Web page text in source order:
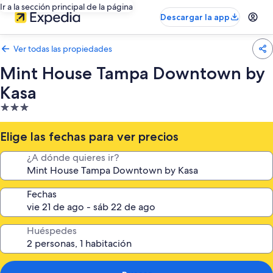
Ir a la sección principal de la página
Descargar la app
Ver todas las propiedades
Mint House Tampa Downtown by
Kasa
Propiedad
de
3.0
estrellas
Elige las fechas para ver precios
¿A dónde quieres ir?
Fechas
Huéspedes